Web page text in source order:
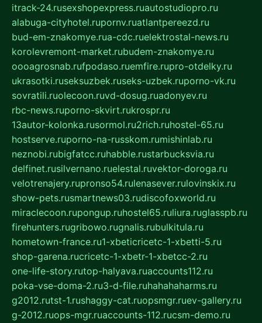
itrack-24.rusexshopexpress.ruautostudiopro.ru
alabuga-cityhotel.rupornv.ruatlantpereezd.ru
bud-em-znakomye.rua-cdc.ruelektrostal-news.ru
korolevremont-market.rubudem-znakomye.ru
oooagrosnab.rufpodaso.ruemfire.rupro-otdelky.ru
ukrasotki.ruseksuzbek.ruseks-uzbek.ruporno-vk.ru
sovratili.ruolecoon.ruvd-dosug.ruadonyev.ru
rbc-news.ruporno-skvirt.rukrospr.ru
13autor-kolonka.rusormol.ru2rich.ruhostel-65.ru
hostserve.ruporno-na-russkom.rumishinlab.ru
neznobi.rubigfatcc.ruhabble.rustarbucksvia.ru
delfinet.rusilvernano.ruelestal.ruvektor-doroga.ru
velotrenajery.rupronso54.rulenasever.rulovinskix.ru
show-pets.rusmartnews03.rudiscofoxworld.ru
miraclecoon.rupongup.ruhostel65.ruliura.ruglasspb.ru
firehunters.rugribowo.rugnalis.rubulkitula.ru
hometown-france.ru1-xbeticricetc-1-xbetti-5.ru
shop-garena.rucricetc-1-xbetr-1-xbetcc-2.ru
one-life-story.rutop-halyava.ruaccounts112.ru
poka-vse-doma-2.ru3-d-file.ruhahahaharms.ru
g2012.rutst-1.rushaggy-cat.ruopsmgr.ruev-gallery.ru
g-2012.ruops-mgr.ruaccounts-112.rucsm-demo.ru